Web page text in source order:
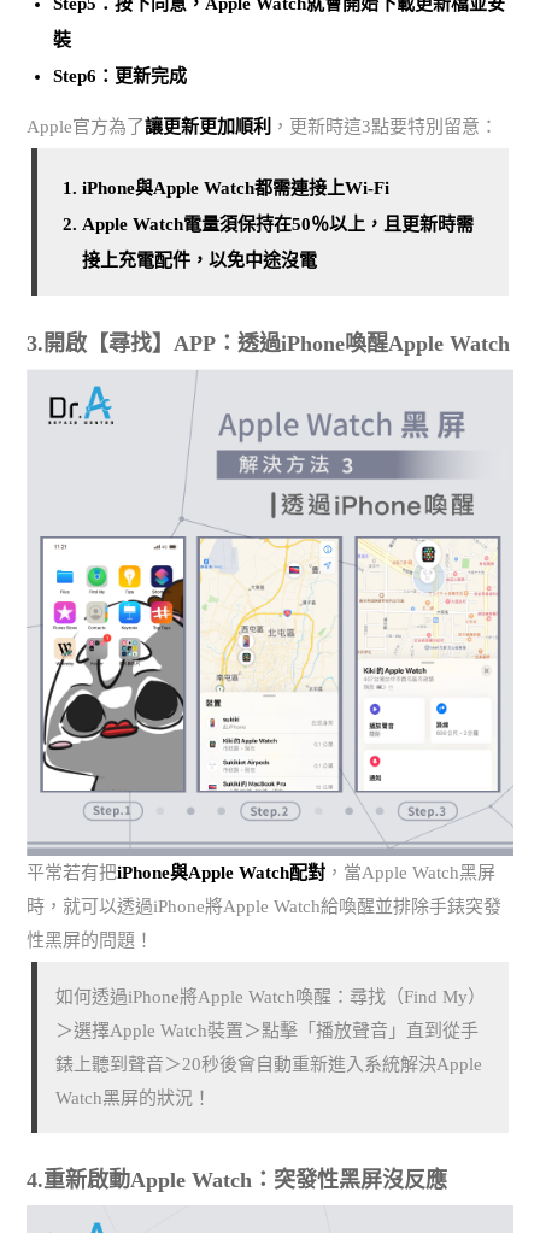
Step5：按下同意，Apple Watch就會開始下載更新檔並安
裝
Step6：更新完成
Apple官方為了讓更新更加順利 ，更新時這3點要特別留意：
iPhone與Apple Watch都需連接上Wi-Fi
Apple Watch電量須保持在50％以上，且更新時需
接上充電配件，以免中途沒電
3.開啟【尋找】APP：透過iPhone喚醒Apple Watch
平常若有把iPhone與Apple Watch配對 ，當Apple Watch黑屏
時，就可以透過iPhone將Apple Watch給喚醒並排除手錶突發
性黑屏的問題！
如何透過iPhone將Apple Watch喚醒：尋找（Find My）
＞選擇Apple Watch裝置＞點擊「播放聲音」直到從手
錶上聽到聲音＞20秒後會自動重新進入系統解決Apple
Watch黑屏的狀況！
4.重新啟動Apple Watch：突發性黑屏沒反應